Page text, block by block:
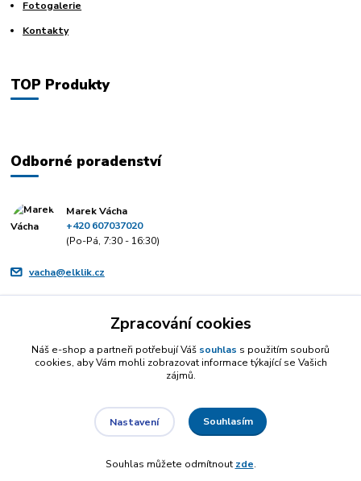
Fotogalerie
Kontakty
TOP Produkty
Odborné poradenství
Marek Vácha
+420 607037020
(Po-Pá, 7:30 - 16:30)
vacha@elklik.cz
Vytvořeno na Eshop-rychle.cz
Zpracování cookies
Náš e-shop a partneři potřebují Váš souhlas s použitím souborů
cookies, aby Vám mohli zobrazovat informace týkající se Vašich
zájmů.
Nastavení Souhlasím
Souhlas můžete odmítnout zde.